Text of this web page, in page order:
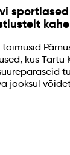
kus Tartu
jooksul